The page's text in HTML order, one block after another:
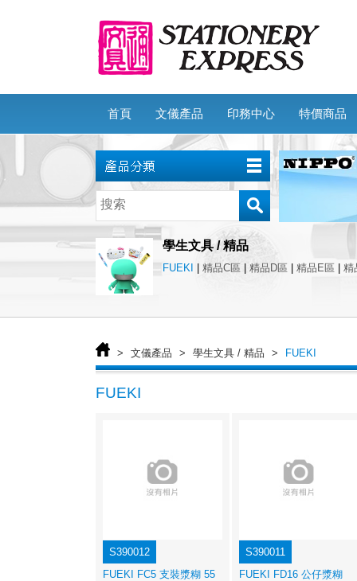
首頁 文儀產品 印務中心 特價商品
學生文具 / 精品
FUEKI 精品C區 精品D區 精品E區 精
> 文儀產品 > 學生文具 / 精品 > FUEKI
FUEKI
S390012
FUEKI FC5 支裝漿糊 55
S390011
FUEKI FD16 公仔漿糊